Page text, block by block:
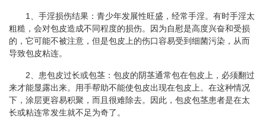
1、手淫损伤结果：青少年发展性旺盛，经常手淫。有时手淫太
粗糙，会对包皮造成不同程度的损伤。因为自慰是高度兴奋和受损
的，它可能不被注意，但是包皮上的伤口容易受到细菌污染，从而
导致包皮粘连。
2、患包皮过长或包茎：包皮的阴茎通常包在包皮上，必须翻过
来才能显露出来。用手帮助不能使包皮出现在包皮上。在这种情况
下，涂层更容易积聚，而且很难除去。因此，包皮包茎患者是在太
长或粘连常发生就不足为奇了。